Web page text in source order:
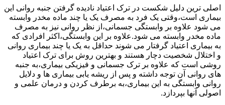
اصلی ترین دلیل شکست در ترک اعتیاد نادیده گرفتن جنبه روانی این
بیماری است،وقتی یک فرد به مصرف یک یا چند ماده مخدر وابسته
می شود علاوه بر وابستگی جسمانی،از نظر روانی نیز به مصرف
ماده مخدر وابسته می شود.علاوه بر این وابستگی،اکثر افرادی که
به بیماری اعتیاد گرفتار می شوند حداقل به یک یا چند بیماری روانی
و اختلال شخصیت دچار هستند و بهترین روش برای ترک اعتیاد
روشی است که علاوه بر ترک جسمانی و فیزیکی بیماری،به جنبه
های روانی آن توجه داشته و پس از ریشه یابی بیماری ها و دلایل
روانی وابستگی به این بیماری،به برطرف کردن و درمان علمی و
اصولی آنها بپردازد.